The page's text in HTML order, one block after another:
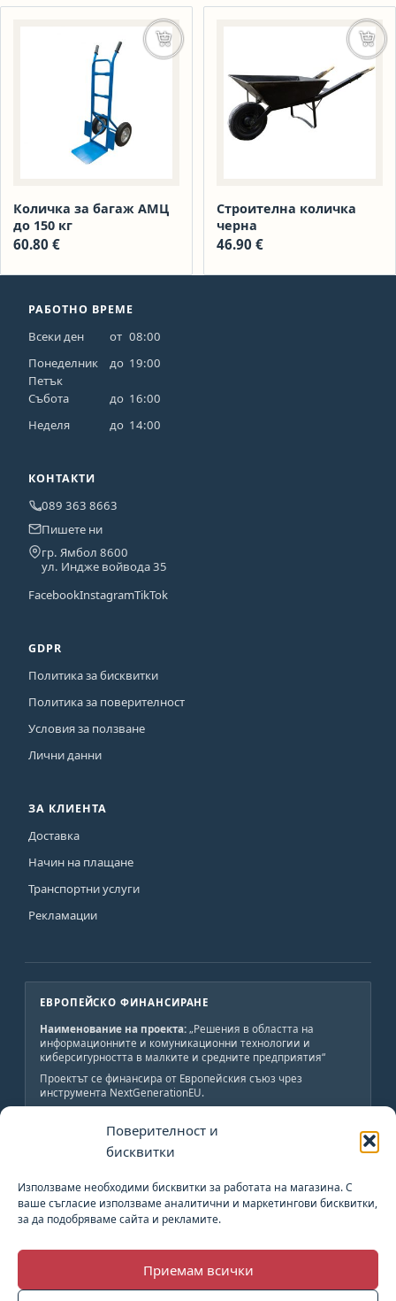
Поверителност и
бисквитки
Използваме необходими бисквитки за работата на магазина. С
ваше съгласие използваме аналитични и маркетингови бисквитки,
за да подобряваме сайта и рекламите.
Приемам всички
Количка за багаж АМЦ
до 150 кг
60.80 €
Още
Строителна количка
черна
46.90 €
РАБОТНО ВРЕМЕ
Всеки ден от 08:00
Понеделник
до 19:00
Петък
Събота
до 16:00
Неделя
до 14:00
КОНТАКТИ
089 363 8663
Пишете ни
гр. Ямбол 8600
ул. Индже войвода 35
FacebookInstagramTikTok
GDPR
Политика за бисквитки
Политика за поверителност
Условия за ползване
Лични данни
ЗА КЛИЕНТА
Доставка
Начин на плащане
Транспортни услуги
Рекламации
ЕВРОПЕЙСКО ФИНАНСИРАНЕ
Наименование на проекта: „Решения в областта на
информационните и комуникационни технологии и
киберсигурността в малките и средните предприятия“
Проектът се финансира от Европейския съюз чрез
инструмента NextGenerationEU.
Обща стойност:19 800 лв., от които 19 800 лв.
безвъзмездно финансиране.